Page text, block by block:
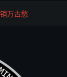
。
万古愁